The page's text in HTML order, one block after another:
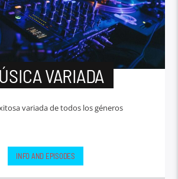
VARIADA
variada de todos los géneros
INFO AND EPISODES